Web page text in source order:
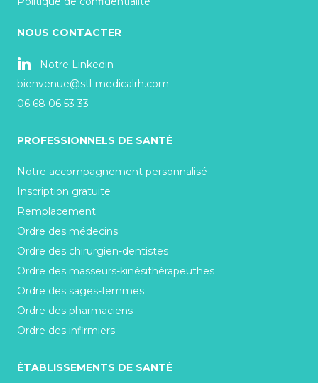
NOUS CONTACTER
Notre Linkedin
bienvenue@stl-medicalrh.com
06 68 06 53 33
PROFESSIONNELS DE SANTÉ
Notre accompagnement personnalisé
Inscription gratuite
Remplacement
Ordre des médecins
Ordre des chirurgien-dentistes
Ordre des masseurs-kinésithérapeuthes
Ordre des sages-femmes
Ordre des pharmaciens
Ordre des infirmiers
ÉTABLISSEMENTS DE SANTÉ